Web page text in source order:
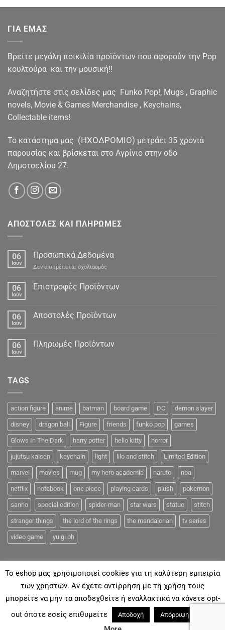
ΓΙΑ ΕΜΑΣ
Βρείτε μεγάλη ποικιλία προϊόντων που αφορούν την Pop
κουλτούρα και την μουσική!!
Αναζητήστε στις σελίδες μας Funko Pop!, Mugs , Graphic
novels, Movie & Games Merchandise , Keychains,
Collectable items!
To κατάστημα μας (ΗΧΟΔΡΟΜΙΟ) μετράει 35 χρονιά
παρουσίας και βρίσκεται στο Αγρίνιο στην οδό
Δημοτσελίου 27.
ΑΠΟΣΤΟΛΕΣ ΚΑΙ ΠΛΗΡΩΜΕΣ
06
Ιούν
Προσωπικά Δεδομένα
Δεν επιτρέπεται σχολιασμός
Δεδομένα
06
Ιούν
Επιστροφές Προϊόντων
06
Ιούν
Αποστολές Προϊόντων
06
Ιούν
Πληρωμές Προϊόντων
TAGS
action figure anime batman board game DC demon slayer
disney dragon ball Figure friends funko pop games
Glows In The Dark harry potter hello kitty horror
jujutsu kaisen keychain light lilo and stitch Limited Edition
marvel movies mug my hero academia naruto nba
netflix notebook one piece playing cards plush pokemon
sanrio special edition spider-man star wars statue stitch
stranger things the lord of the rings the mandalorian tv series
video game yu gi oh
ΓΙΑ ΕΜΆΣ ΑΠΟΣΤΟΛΈΣ & ΠΛΗΡΩΜΈΣ ΕΠΙΚΟΙΝΩΝΊΑ FAQ
Με την επιφύλαξη παντός νομίμου Δικαιώματος 2018©
Coolmerch.gr
To eshop μας χρησιμοποιεί cookies για τη καλύτερη εμπειρία
των χρηστών. Αν έχετε αντίρρηση με τη χρήση τους
μπορείτε να μην τα αποδεχθείτε ή εναλλακτικά να κάνετε opt-
out όποτε εσείς επιθυμείτε
Αποδοχή Απόρριψη